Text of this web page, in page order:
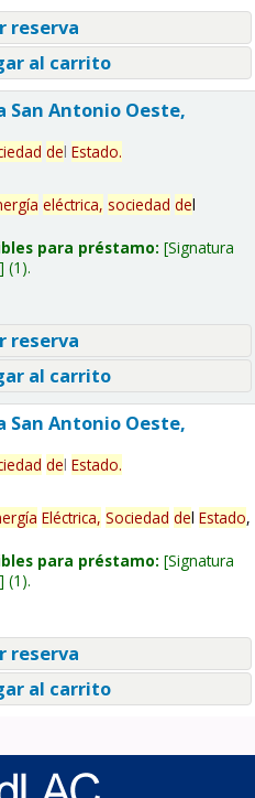
reserva
al carrito
Antonio Oeste,
del Estado.
eléctrica, sociedad del
para préstamo: Signatura
(1).
reserva
al carrito
Antonio Oeste,
del Estado.
Eléctrica, Sociedad del Estado,
para préstamo: Signatura
(1).
reserva
al carrito